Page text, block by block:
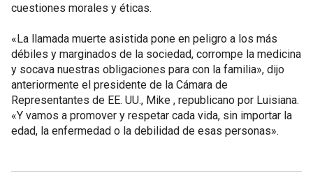
cuestiones morales y éticas.
«La llamada muerte asistida pone en peligro a los más
débiles y marginados de la sociedad, corrompe la medicina
y socava nuestras obligaciones para con la familia», dijo
anteriormente el presidente de la Cámara de
Representantes de EE. UU., Mike , republicano por Luisiana.
«Y vamos a promover y respetar cada vida, sin importar la
edad, la enfermedad o la debilidad de esas personas».